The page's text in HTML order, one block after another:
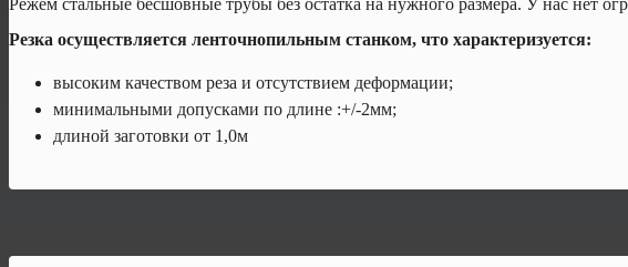
Режем стальные бесшовные трубы без остатка на нужного размера. У нас нет
Резка осуществляется ленточнопильным станком, что характеризуется:
высоким качеством реза и отсутствием деформации;
минимальными допусками по длине :+/-2мм;
длиной заготовки от 1,0м